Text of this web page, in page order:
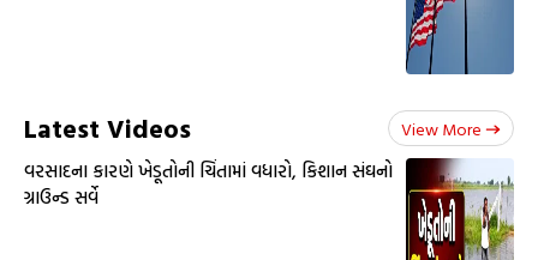
Latest Videos View More
વરસાદના કારણે ખેડૂતોની ચિંતામાં વધારો, કિશાન સંઘનો
ગ્રાઉન્ડ સર્વે